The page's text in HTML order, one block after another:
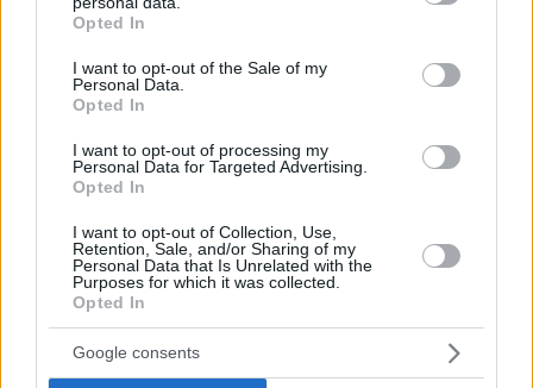
grant or deny consent to Google and its third-party tags to
use your data for below specified purposes in below Google
consent section.
Opted In
I want to opt-out of the Sale of my
Personal Data.
Opted In
I want to opt-out of processing my
Personal Data for Targeted Advertising.
Opted In
I want to opt-out of Collection, Use,
Retention, Sale, and/or Sharing of my
Personal Data that Is Unrelated with the
Purposes for which it was collected.
Opted In
Google consents
Καρκίνος παχέος εντέρου: Το απλό τεστ που συνδέθηκε
με 50% λιγότερους θανάτους – Το παράδειγμα της
Ισπανίας
πριν 29 λεπτά
ΔΕΙΤΕ ΟΛΕΣ ΤΙΣ ΕΙΔΗΣΕΙΣ
ΤΑ ΠΙΟ ΔΗΜΟΦΙΛΗ